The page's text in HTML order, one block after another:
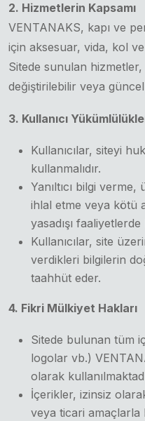
2. Hizmetlerin Kapsamı
VENTANAKS, kapı ve
için aksesuar, vida, kol
Sitede sunulan
değiştirilebilir veya
3. Kullanıcı
Kullanıcılar, siteyi
kullanmalıdır.
Yanıltıcı bilgi
ihlal etme veya kötü
yasadışı
Kullanıcılar, site
verdikleri bilgilerin
taahhüt eder.
4. Fikri Mülkiyet Hakları
Sitede bulunan tüm
logolar vb.)
olarak
İçerikler, izinsiz
veya ticari amaçlarla